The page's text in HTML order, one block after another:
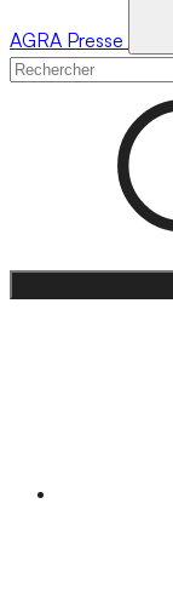
AGRA Presse